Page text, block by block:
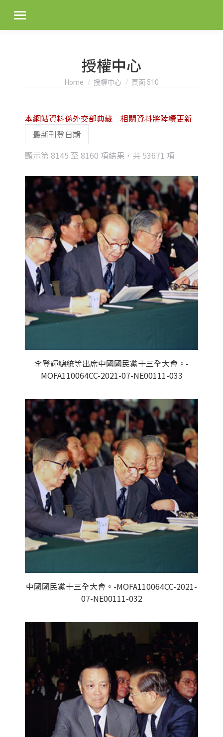
授權中心
You are here:
Home 授權中心 頁面 510
顯示第 8145 至 8160 項結果，共 53671 項
latest
本網站資料係外交部典藏 相關資料將陸續更新
李登輝總統等出席中國國民黨十三全大會。-
MOFA110064CC-2021-07-NE00111-033
中國國民黨十三全大會。-MOFA110064CC-2021-
07-NE00111-032